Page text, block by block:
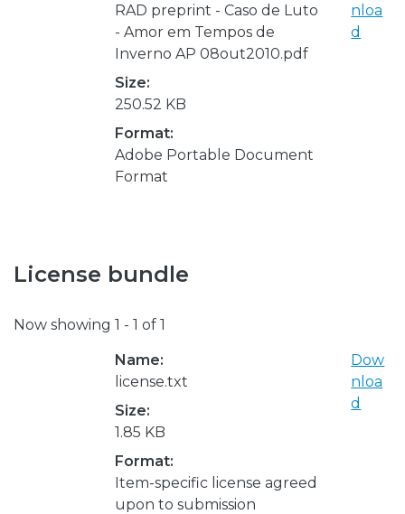
RAD preprint - Caso de Luto
- Amor em Tempos de
Inverno AP 08out2010.pdf
Size:
250.52 KB
Format:
Adobe Portable Document
Format
nloa
d
License bundle
Now showing 1 - 1 of 1
Name:
license.txt
Size:
1.85 KB
Format:
Item-specific license agreed
upon to submission
Dow
nloa
d